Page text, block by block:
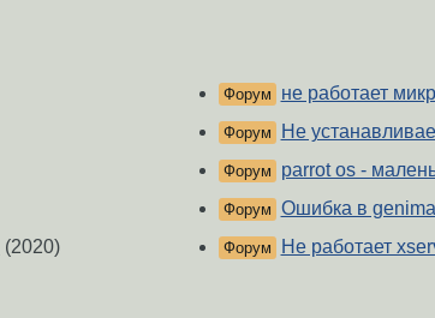
(2020)
Форум не работает
Форум Не
Форум parrot os -
Форум Ошибка в
Форум Не работает